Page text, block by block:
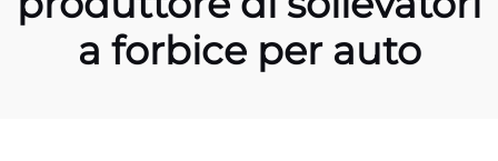
a forbice per auto